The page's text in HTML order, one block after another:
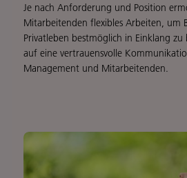
Je nach Anforderung und Position
Mitarbeitenden flexibles Arbeiten, um
Privatleben bestmöglich in Einklang
auf eine vertrauensvolle
Management und Mitarbeitenden.